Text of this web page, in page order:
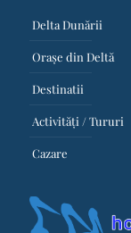
Delta Dunării
Orașe din Deltă
Destinatii
Activități / Tururi
Cazare